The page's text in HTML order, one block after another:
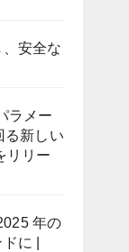
安全な
ラメー
る新しい
リリー
年の
に |